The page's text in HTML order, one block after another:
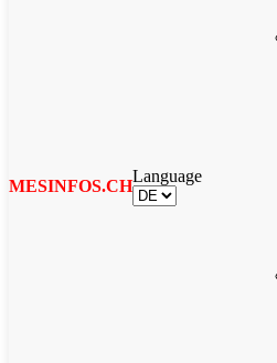
MESINFOS.CH
Language